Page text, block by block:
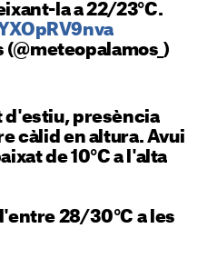
la a 22/23°C.
d'estiu, presència
càlid en altura. Avui
de 10°C a l'alta
28/30°C a les